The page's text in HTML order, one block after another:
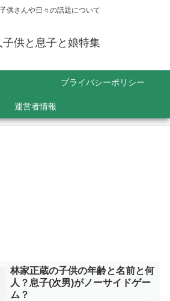
供さんや日々の話題について
子供と息子と娘特集
プライバシーポリシー
運営者情報
林家正蔵の子供の年齢と名前と何
人？息子(次男)がノーサイドゲー
ム？